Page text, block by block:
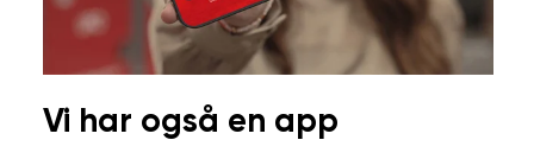
Vi har også en app